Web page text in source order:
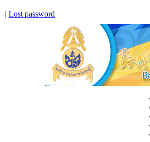
| Lost password